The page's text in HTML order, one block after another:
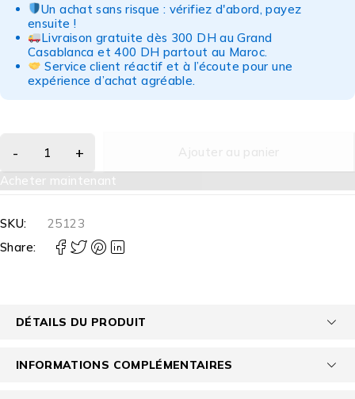
Un achat sans risque : vérifiez d'abord, payez
ensuite !
Livraison gratuite dès 300 DH au Grand
Casablanca et 400 DH partout au Maroc.
Service client réactif et à l’écoute pour une
expérience d’achat agréable.
Ajouter au panier
Acheter maintenant
SKU:
25123
Share:
DÉTAILS DU PRODUIT
INFORMATIONS COMPLÉMENTAIRES